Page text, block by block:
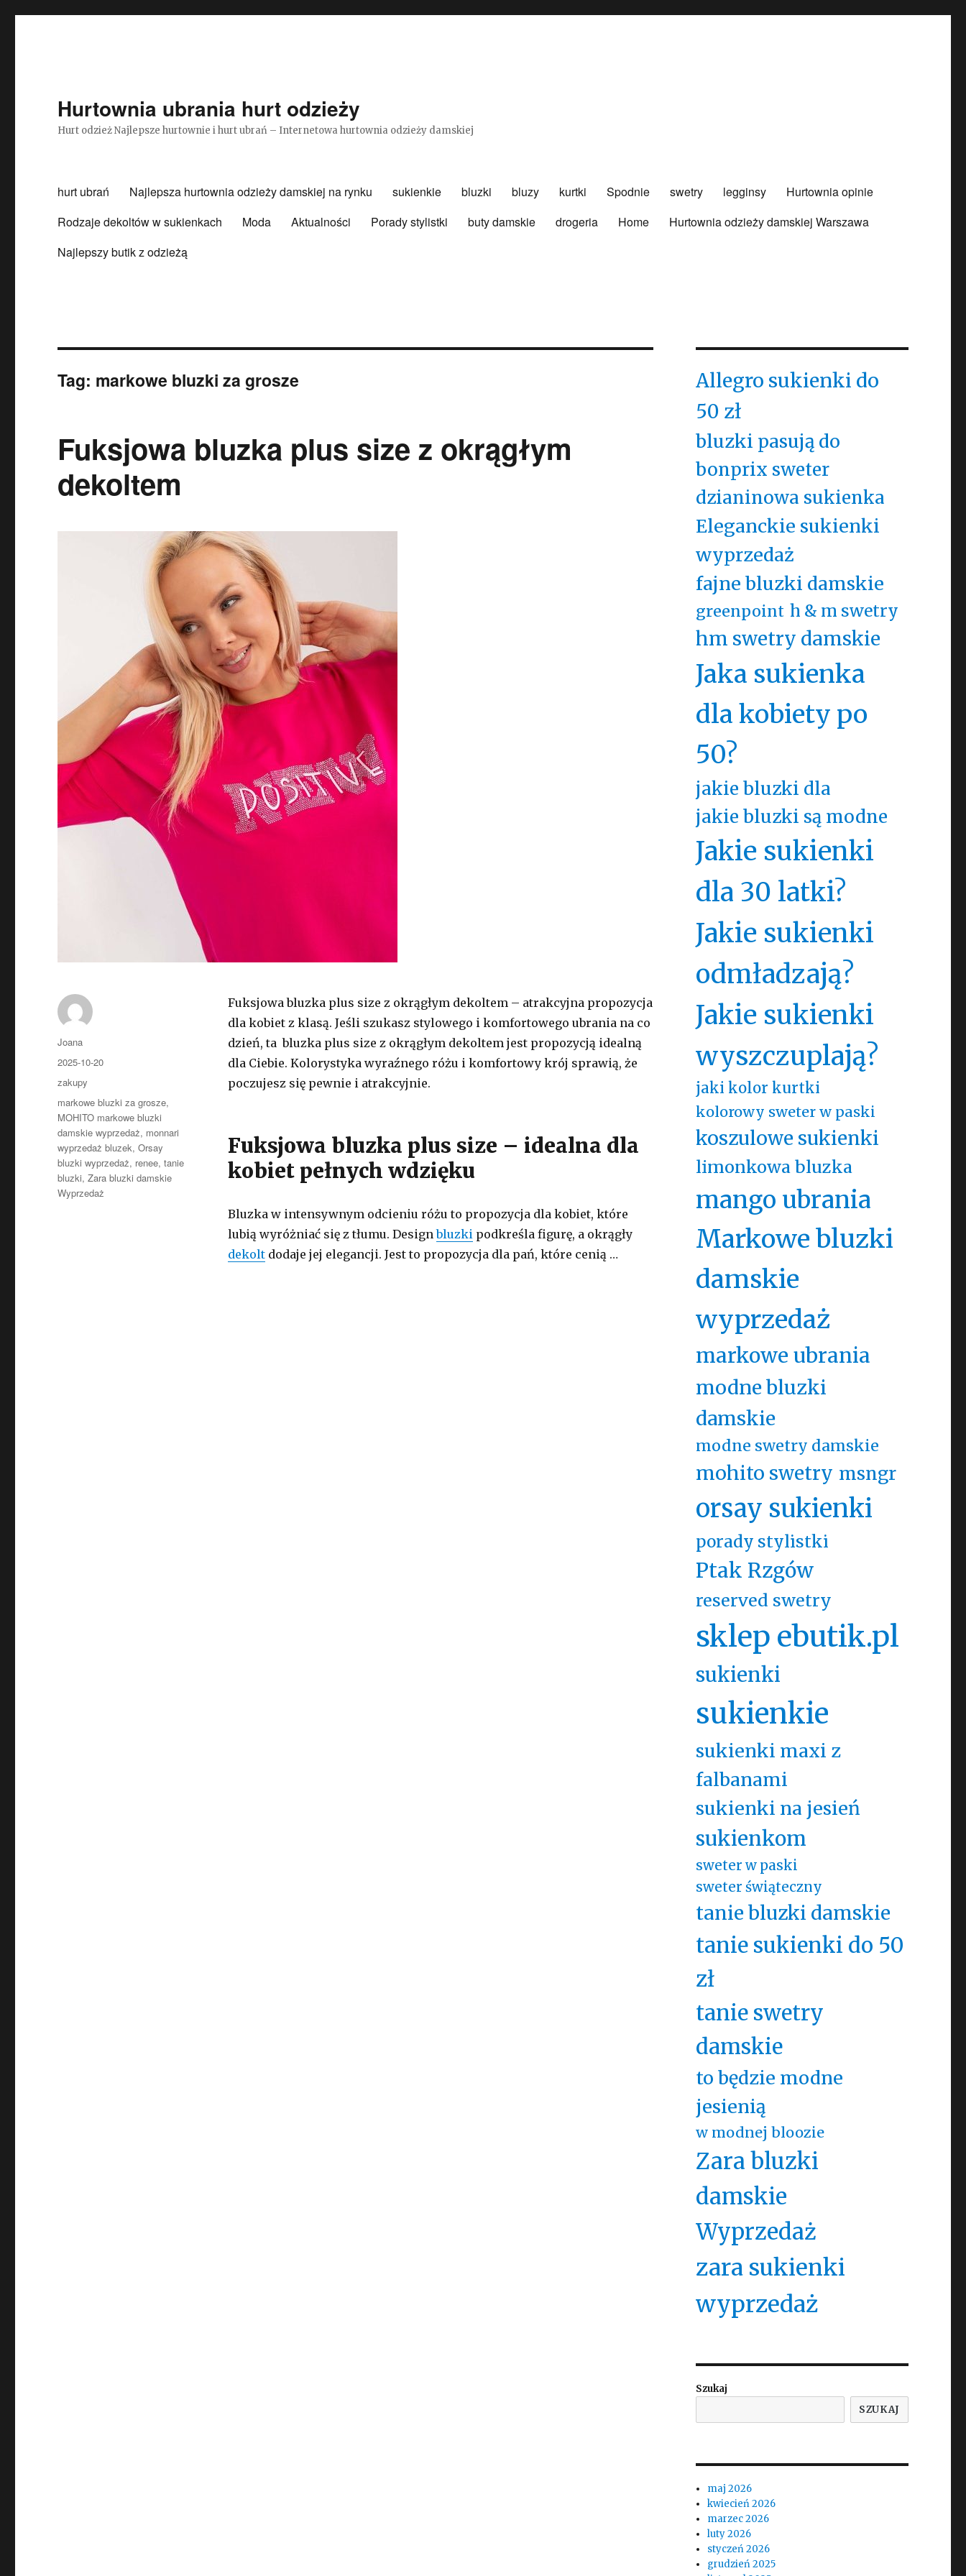
Hurtownia ubrania hurt odzieży
Hurt odzież Najlepsze hurtownie i hurt ubrań – Internetowa hurtownia odzieży damskiej
hurt ubrań Najlepsza hurtownia odzieży damskiej na rynku sukienkie bluzki bluzy kurtki Spodnie swetry legginsy
Hurtownia opinie
Rodzaje dekoltów w sukienkach
Moda Aktualności Porady stylistki buty damskie drogeria Home
Hurtownia odzieży damskiej Warszawa
Najlepszy butik z odzieżą
Tag: markowe bluzki za grosze
Fuksjowa bluzka plus size z okrągłym
dekoltem
Fuksjowa bluzka plus size z okrągłym dekoltem – atrakcyjna propozycja
dla kobiet z klasą. Jeśli szukasz stylowego i komfortowego ubrania na co
dzień, ta bluzka plus size z okrągłym dekoltem jest propozycją idealną
dla Ciebie. Kolorystyka wyraźnego różu i komfortowy krój sprawią, że
poczujesz się pewnie i atrakcyjnie.
Fuksjowa bluzka plus size – idealna dla
kobiet pełnych wdzięku
Bluzka w intensywnym odcieniu różu to propozycja dla kobiet, które
lubią wyróżniać się z tłumu. Designbluzkipodkreśla figurę, a okrągły
dekoltdodaje jej elegancji. Jest to propozycja dla pań, które cenią …
Autor
Joana
Opublikowano
2025-10-20
Kategorie
zakupy
Tagi
markowe bluzki za grosze,
MOHITO markowe bluzki
damskie wyprzedaż, monnari
wyprzedaż bluzek,Orsay
bluzki wyprzedaż, renee,tanie
bluzki,Zara bluzki damskie
Wyprzedaż
Allegro sukienki do
50 zł
bluzki pasują do
bonprix sweter
dzianinowa sukienka
Eleganckie sukienki
wyprzedaż
fajne bluzki damskie
greenpoint h & m swetry
hm swetry damskie
Jaka sukienka
dla kobiety po
50?
jakie bluzki dla
jakie bluzki są modne
Jakie sukienki
dla 30 latki?
Jakie sukienki
odmładzają?
Jakie sukienki
wyszczuplają?
jaki kolor kurtki
kolorowy sweter w paski
koszulowe sukienki
limonkowa bluzka
mango ubrania
Markowe bluzki
damskie
wyprzedaż
markowe ubrania
modne bluzki
damskie
modne swetry damskie
mohito swetry msngr
orsay sukienki
porady stylistki
Ptak Rzgów
reserved swetry
sklep ebutik.pl
sukienki
sukienkie
sukienki maxi z
falbanami
sukienki na jesień
sukienkom
sweter w paski
sweter świąteczny
tanie bluzki damskie
tanie sukienki do 50
zł
tanie swetry
damskie
to będzie modne
jesienią
w modnej bloozie
Zara bluzki
damskie
Wyprzedaż
zara sukienki
wyprzedaż
Szukaj
SZUKAJ
maj 2026
kwiecień 2026
marzec 2026
luty 2026
styczeń 2026
grudzień 2025